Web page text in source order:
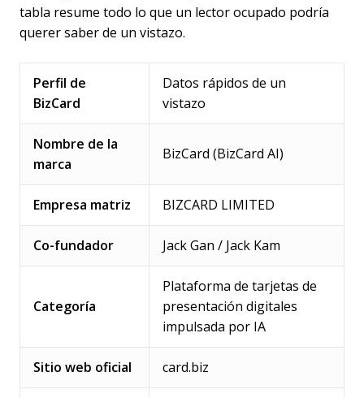
tabla resume todo lo que un lector ocupado podría
querer saber de un vistazo.
Perfil de
BizCard
Datos rápidos de un
vistazo
Nombre de la
marca
BizCard (BizCard AI)
Empresa matriz BIZCARD LIMITED
Co-fundador Jack Gan / Jack Kam
Categoría
Plataforma de tarjetas de
presentación digitales
impulsada por IA
Sitio web oficial card.biz